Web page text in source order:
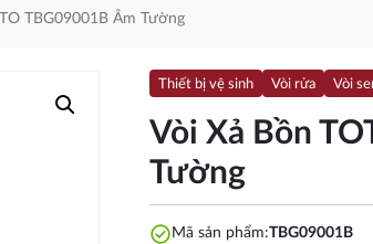
TBG09001B Âm Tường
Thiết bị vệ sinh Vòi rửa Vòi
Vòi Xả Bồn
Tường
check_circle Mã sản phẩm:TBG09001B